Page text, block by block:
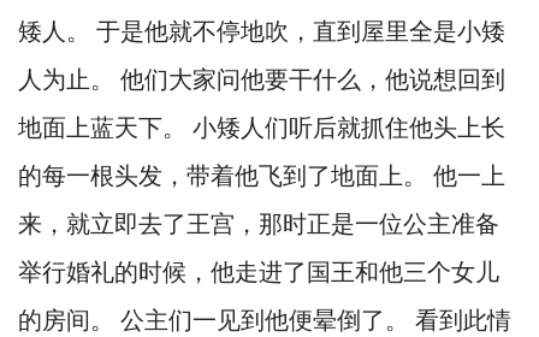
矮人。
于是他就不停地吹， 直到屋里全是小矮
人为止。
他们大家问他要干什么， 他说想回到
地面上蓝天下。
小矮人们听后就抓住他头上长
的每一根头发， 带着他飞到了地面上。
他一上
来， 就立即去了王宫， 那时正是一位公主准备
举行婚礼的时候， 他走进了国王和他三个女儿
的房间。
公主们一见到他便晕倒了。
看到此情